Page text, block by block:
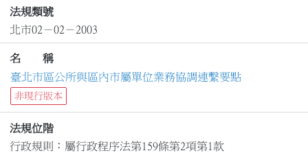
法規類號
北市02－02－2003
名 稱
臺北市區公所與區內市屬單位業務協調連繫要點
非現行版本
法規位階
行政規則：屬行政程序法第159條第2項第1款